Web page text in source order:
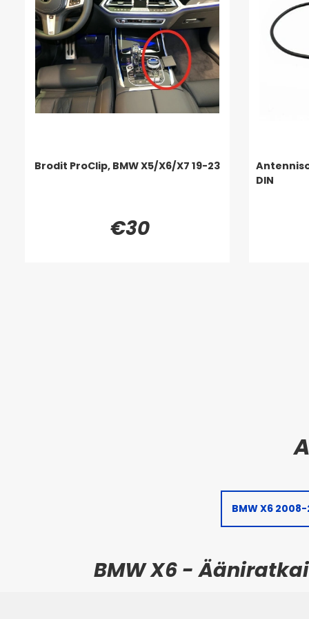
Brodit ProClip, BMW X5/X6/X7 19-23
€30
DIN
BMW X6 2008-
BMW X6 -